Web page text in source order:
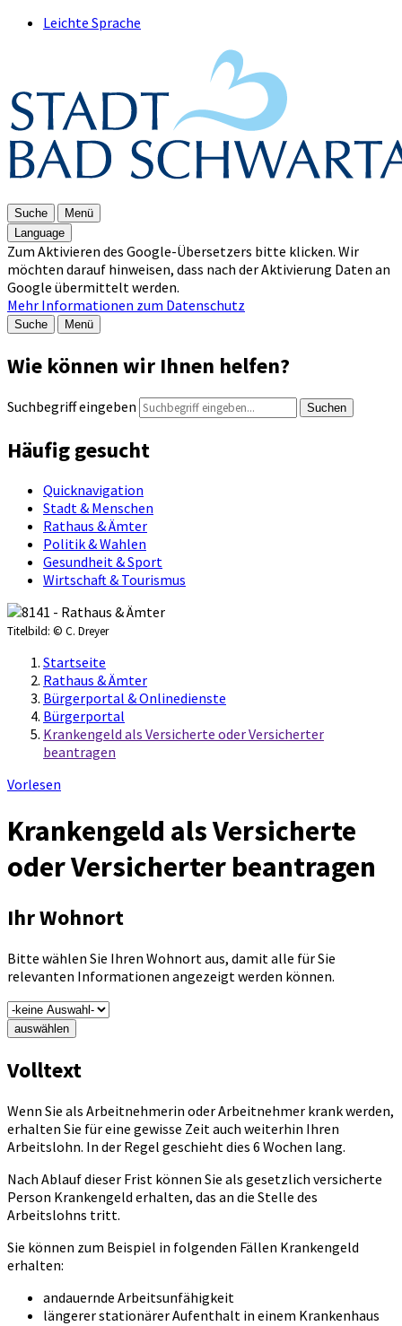
Leichte Sprache
Suche
Menü
Language
Zum Aktivieren des Google-Übersetzers bitte klicken. Wir
möchten darauf hinweisen, dass nach der Aktivierung Daten an
Google übermittelt werden.
Mehr Informationen zum Datenschutz
Suche Menü
Wie können wir Ihnen helfen?
Suchbegriff eingeben Suchen
Häufig gesucht
Quicknavigation
Stadt & Menschen
Rathaus & Ämter
Politik & Wahlen
Gesundheit & Sport
Wirtschaft & Tourismus
Titelbild: © C. Dreyer
Startseite
Rathaus & Ämter
Bürgerportal & Onlinedienste
Bürgerportal
Krankengeld als Versicherte oder Versicherter
beantragen
Vorlesen
Krankengeld als Versicherte
oder Versicherter beantragen
Ihr Wohnort
Bitte wählen Sie Ihren Wohnort aus, damit alle für Sie
relevanten Informationen angezeigt werden können.
auswählen
Volltext
Wenn Sie als Arbeitnehmerin oder Arbeitnehmer krank werden,
erhalten Sie für eine gewisse Zeit auch weiterhin Ihren
Arbeitslohn. In der Regel geschieht dies 6 Wochen lang.
Nach Ablauf dieser Frist können Sie als gesetzlich versicherte
Person Krankengeld erhalten, das an die Stelle des
Arbeitslohns tritt.
Sie können zum Beispiel in folgenden Fällen Krankengeld
erhalten:
andauernde Arbeitsunfähigkeit
längerer stationärer Aufenthalt in einem Krankenhaus